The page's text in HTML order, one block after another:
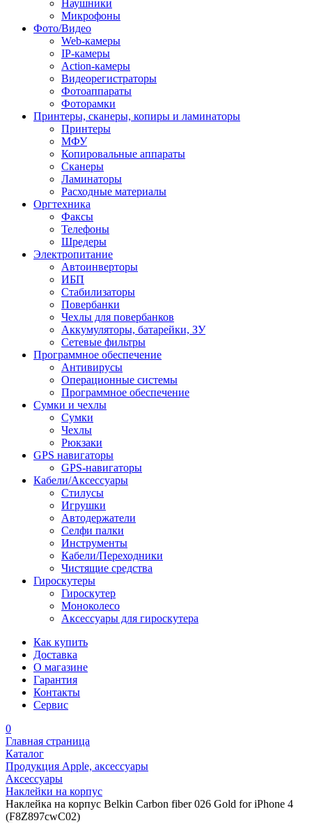
Наушники
Микрофоны
Фото/Видео
Web-камеры
IP-камеры
Action-камеры
Видеорегистраторы
Фотоаппараты
Фоторамки
Принтеры, сканеры, копиры и ламинаторы
Принтеры
МФУ
Копировальные аппараты
Сканеры
Ламинаторы
Расходные материалы
Оргтехника
Факсы
Телефоны
Шредеры
Электропитание
Автоинверторы
ИБП
Стабилизаторы
Повербанки
Чехлы для повербанков
Аккумуляторы, батарейки, ЗУ
Сетевые фильтры
Программное обеспечение
Антивирусы
Операционные системы
Программное обеспечение
Сумки и чехлы
Сумки
Чехлы
Рюкзаки
GPS навигаторы
GPS-навигаторы
Кабели/Аксессуары
Стилусы
Игрушки
Автодержатели
Селфи палки
Инструменты
Кабели/Переходники
Чистящие средства
Гироскутеры
Гироскутер
Моноколесо
Аксессуары для гироскутера
Как купить
Доставка
О магазине
Гарантия
Контакты
Сервис
0
Главная страница
Каталог
Продукция Apple, аксессуары
Аксессуары
Наклейки на корпус
Наклейка на корпус Belkin Carbon fiber 026 Gold for iPhone 4
(F8Z897cwC02)